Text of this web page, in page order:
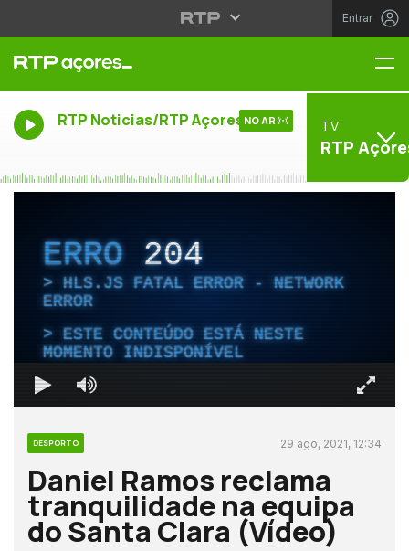
Entrar
RTP Noticias/RTP Açores NO AR TV
RTP
ERRO204
HLS.JS FATAL ERROR - NETWORK
ERROR
ESTE CONTEÚDO ESTÁ NESTE
MOMENTO INDISPONÍVEL
DESPORTO 29 ago, 2021, 12:34
Daniel Ramos reclama
tranquilidade na equipa
do Santa Clara (Vídeo)